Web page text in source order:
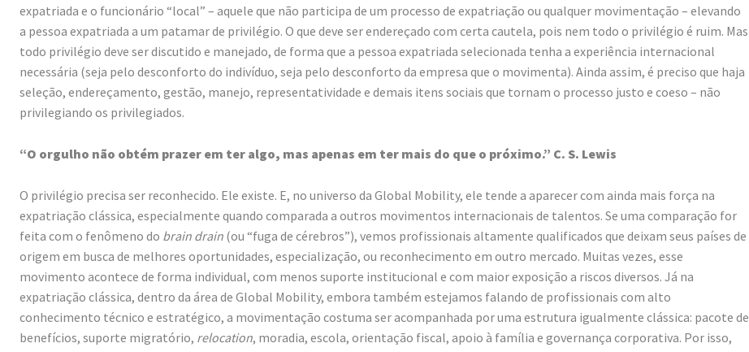
expatriada e o funcionário “local” – aquele que não participa de um processo de expatriação ou qualquer movimentação – elevando
a pessoa expatriada a um patamar de privilégio. O que deve ser endereçado com certa cautela, pois nem todo o privilégio é ruim. Mas
todo privilégio deve ser discutido e manejado, de forma que a pessoa expatriada selecionada tenha a experiência internacional
necessária (seja pelo desconforto do indivíduo, seja pelo desconforto da empresa que o movimenta). Ainda assim, é preciso que haja
seleção, endereçamento, gestão, manejo, representatividade e demais itens sociais que tornam o processo justo e coeso – não
privilegiando os privilegiados.
“O orgulho não obtém prazer em ter algo, mas apenas em ter mais do que o próximo.” C. S. Lewis
O privilégio precisa ser reconhecido. Ele existe. E, no universo da Global Mobility, ele tende a aparecer com ainda mais força na
expatriação clássica, especialmente quando comparada a outros movimentos internacionais de talentos. Se uma comparação for
feita com o fenômeno do brain drain (ou “fuga de cérebros”), vemos profissionais altamente qualificados que deixam seus países de
origem em busca de melhores oportunidades, especialização, ou reconhecimento em outro mercado. Muitas vezes, esse
movimento acontece de forma individual, com menos suporte institucional e com maior exposição a riscos diversos. Já na
expatriação clássica, dentro da área de Global Mobility, embora também estejamos falando de profissionais com alto
conhecimento técnico e estratégico, a movimentação costuma ser acompanhada por uma estrutura igualmente clássica: pacote de
benefícios, suporte migratório, relocation, moradia, escola, orientação fiscal, apoio à família e governança corporativa. Por isso,